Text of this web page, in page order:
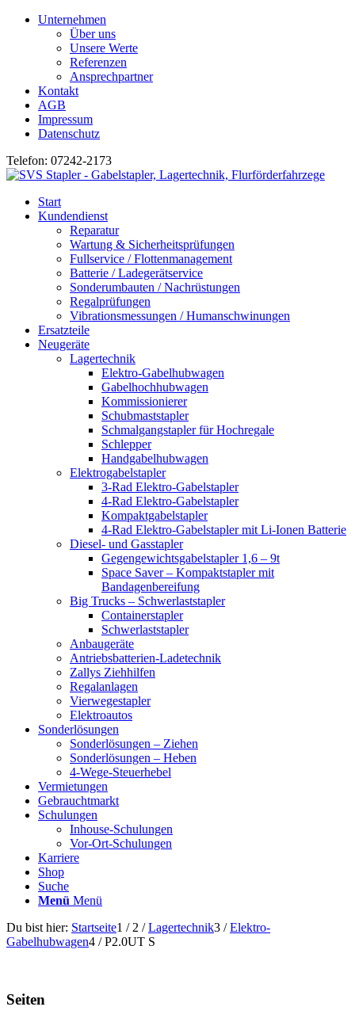
Unternehmen
Über uns
Unsere Werte
Referenzen
Ansprechpartner
Kontakt
AGB
Impressum
Datenschutz
Telefon: 07242-2173
Start
Kundendienst
Reparatur
Wartung & Sicherheitsprüfungen
Fullservice / Flottenmanagement
Batterie / Ladegerätservice
Sonderumbauten / Nachrüstungen
Regalprüfungen
Vibrationsmessungen / Humanschwinungen
Ersatzteile
Neugeräte
Lagertechnik
Elektro-Gabelhubwagen
Gabelhochhubwagen
Kommissionierer
Schubmaststapler
Schmalgangstapler für Hochregale
Schlepper
Handgabelhubwagen
Elektrogabelstapler
3-Rad Elektro-Gabelstapler
4-Rad Elektro-Gabelstapler
Kompaktgabelstapler
4-Rad Elektro-Gabelstapler mit Li-Ionen Batterie
Diesel- und Gasstapler
Gegengewichtsgabelstapler 1,6 – 9t
Space Saver – Kompaktstapler mit
Bandagenbereifung
Big Trucks – Schwerlaststapler
Containerstapler
Schwerlaststapler
Anbaugeräte
Antriebsbatterien-Ladetechnik
Zallys Ziehhilfen
Regalanlagen
Vierwegestapler
Elektroautos
Sonderlösungen
Sonderlösungen – Ziehen
Sonderlösungen – Heben
4-Wege-Steuerhebel
Vermietungen
Gebrauchtmarkt
Schulungen
Inhouse-Schulungen
Vor-Ort-Schulungen
Karriere
Shop
Suche
Menü Menü
Du bist hier: Startseite1 / 2 / Lagertechnik3 / Elektro-
Gabelhubwagen4 / P2.0UT S
Seiten